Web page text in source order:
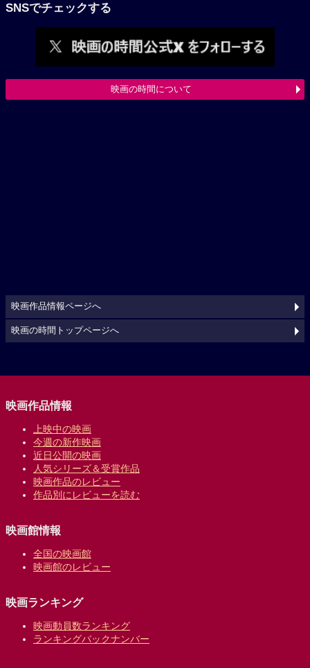
SNSでチェックする
映画の時間について
映画作品情報ページへ
映画の時間トップページへ
映画作品情報
上映中の映画
今週の新作映画
近日公開の映画
人気シリーズ＆受賞作品
映画作品のレビュー
作品別にレビューを読む
映画館情報
全国の映画館
映画館のレビュー
映画ランキング
映画動員数ランキング
ランキングバックナンバー